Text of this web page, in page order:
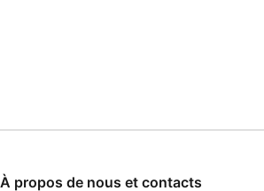
À propos de nous et contacts